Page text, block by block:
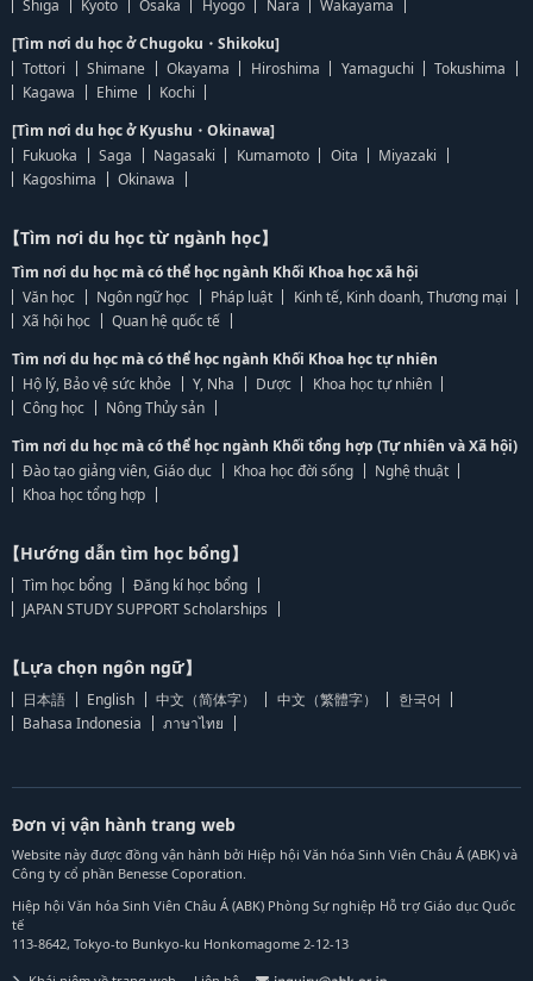
Shiga
Kyoto Osaka Hyogo Nara
Wakayama
[Tìm nơi du học ở Chugoku・Shikoku]
Tottori
Shimane Okayama Hiroshima Yamaguchi
Tokushima
Kagawa
Ehime
Kochi
[Tìm nơi du học ở Kyushu・Okinawa]
Fukuoka
Saga Nagasaki Kumamoto Oita
Miyazaki
Kagoshima
Okinawa
【Tìm nơi du học từ ngành học】
Tìm nơi du học mà có thể học ngành Khối Khoa học xã hội
Văn học
Ngôn ngữ học Pháp luật
Kinh tế, Kinh doanh, Thương mại
Xã hội học
Quan hệ quốc tế
Tìm nơi du học mà có thể học ngành Khối Khoa học tự nhiên
Hộ lý, Bảo vệ sức khỏe
Y, Nha Dược
Khoa học tự nhiên
Công học
Nông Thủy sản
Tìm nơi du học mà có thể học ngành Khối tổng hợp (Tự nhiên và Xã hội)
Đào tạo giảng viên, Giáo dục
Khoa học đời sống
Nghệ thuật
Khoa học tổng hợp
【Hướng dẫn tìm học bổng】
Tìm học bổng
Đăng kí học bổng
JAPAN STUDY SUPPORT Scholarships
【Lựa chọn ngôn ngữ】
日本語 English 中文（简体字） 中文（繁體字）
한국어
Bahasa Indonesia
ภาษาไทย
Đơn vị vận hành trang web
Website này được đồng vận hành bởi Hiệp hội Văn hóa Sinh Viên Châu Á (ABK) và
Công ty cổ phần Benesse Coporation.
Hiệp hội Văn hóa Sinh Viên Châu Á (ABK) Phòng Sự nghiệp Hỗ trợ Giáo dục Quốc
tế
113-8642, Tokyo-to Bunkyo-ku Honkomagome 2-12-13